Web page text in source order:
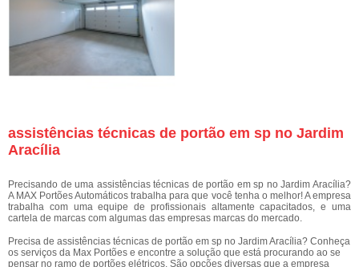
assistências técnicas de portão em sp no Jardim
Aracília
Precisando de uma assistências técnicas de portão em sp no Jardim Aracília?
A MAX Portões Automáticos trabalha para que você tenha o melhor! A empresa
trabalha com uma equipe de profissionais altamente capacitados, e uma
cartela de marcas com algumas das empresas marcas do mercado.
Precisa de assistências técnicas de portão em sp no Jardim Aracília? Conheça
os serviços da Max Portões e encontre a solução que está procurando ao se
pensar no ramo de portões elétricos. São opções diversas que a empresa